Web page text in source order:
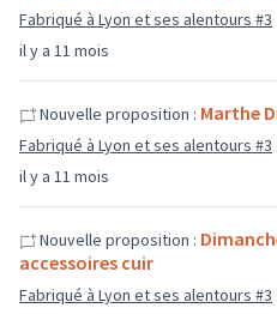
il y a 11 mois
Fabriqué à Lyon et ses alentours #3
il y a 11 mois
Nouvelle proposition : Marthe
Fabriqué à Lyon et ses alentours #3
Nouvelle proposition :
accessoires cuir
Fabriqué à Lyon et ses alentours #3